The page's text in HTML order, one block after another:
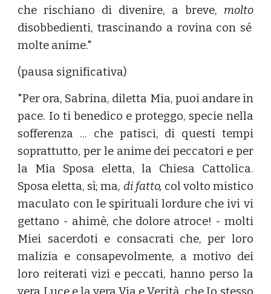
che rischiano di divenire, a breve, molto
disobbedienti, trascinando a rovina con sé
molte anime."
(pausa significativa)
"Per ora, Sabrina, diletta Mia, puoi andare in
pace. Io ti benedico e proteggo, specie nella
sofferenza ... che patisci, di questi tempi
soprattutto, per le anime dei peccatori e per
la Mia Sposa eletta, la Chiesa Cattolica.
Sposa eletta, sì; ma, di fatto, col volto mistico
maculato con le spirituali lordure che ivi vi
gettano - ahimè, che dolore atroce! - molti
Miei sacerdoti e consacrati che, per loro
malizia e consapevolmente, a motivo dei
loro reiterati vizi e peccati, hanno perso la